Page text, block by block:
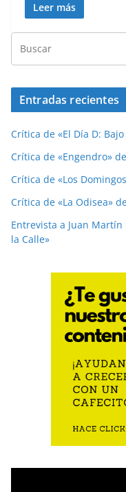
Leer más
Entradas recientes
Crítica de «El Día D:
Crítica de «Engendro»
Crítica de «Los
Crítica de «La Odisea»
Entrevista a Juan
la Calle»